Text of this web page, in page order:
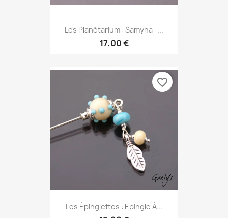
Les Planétarium : Samyna -...
17,00 €
Les Épinglettes : Epingle À...
favorite_border